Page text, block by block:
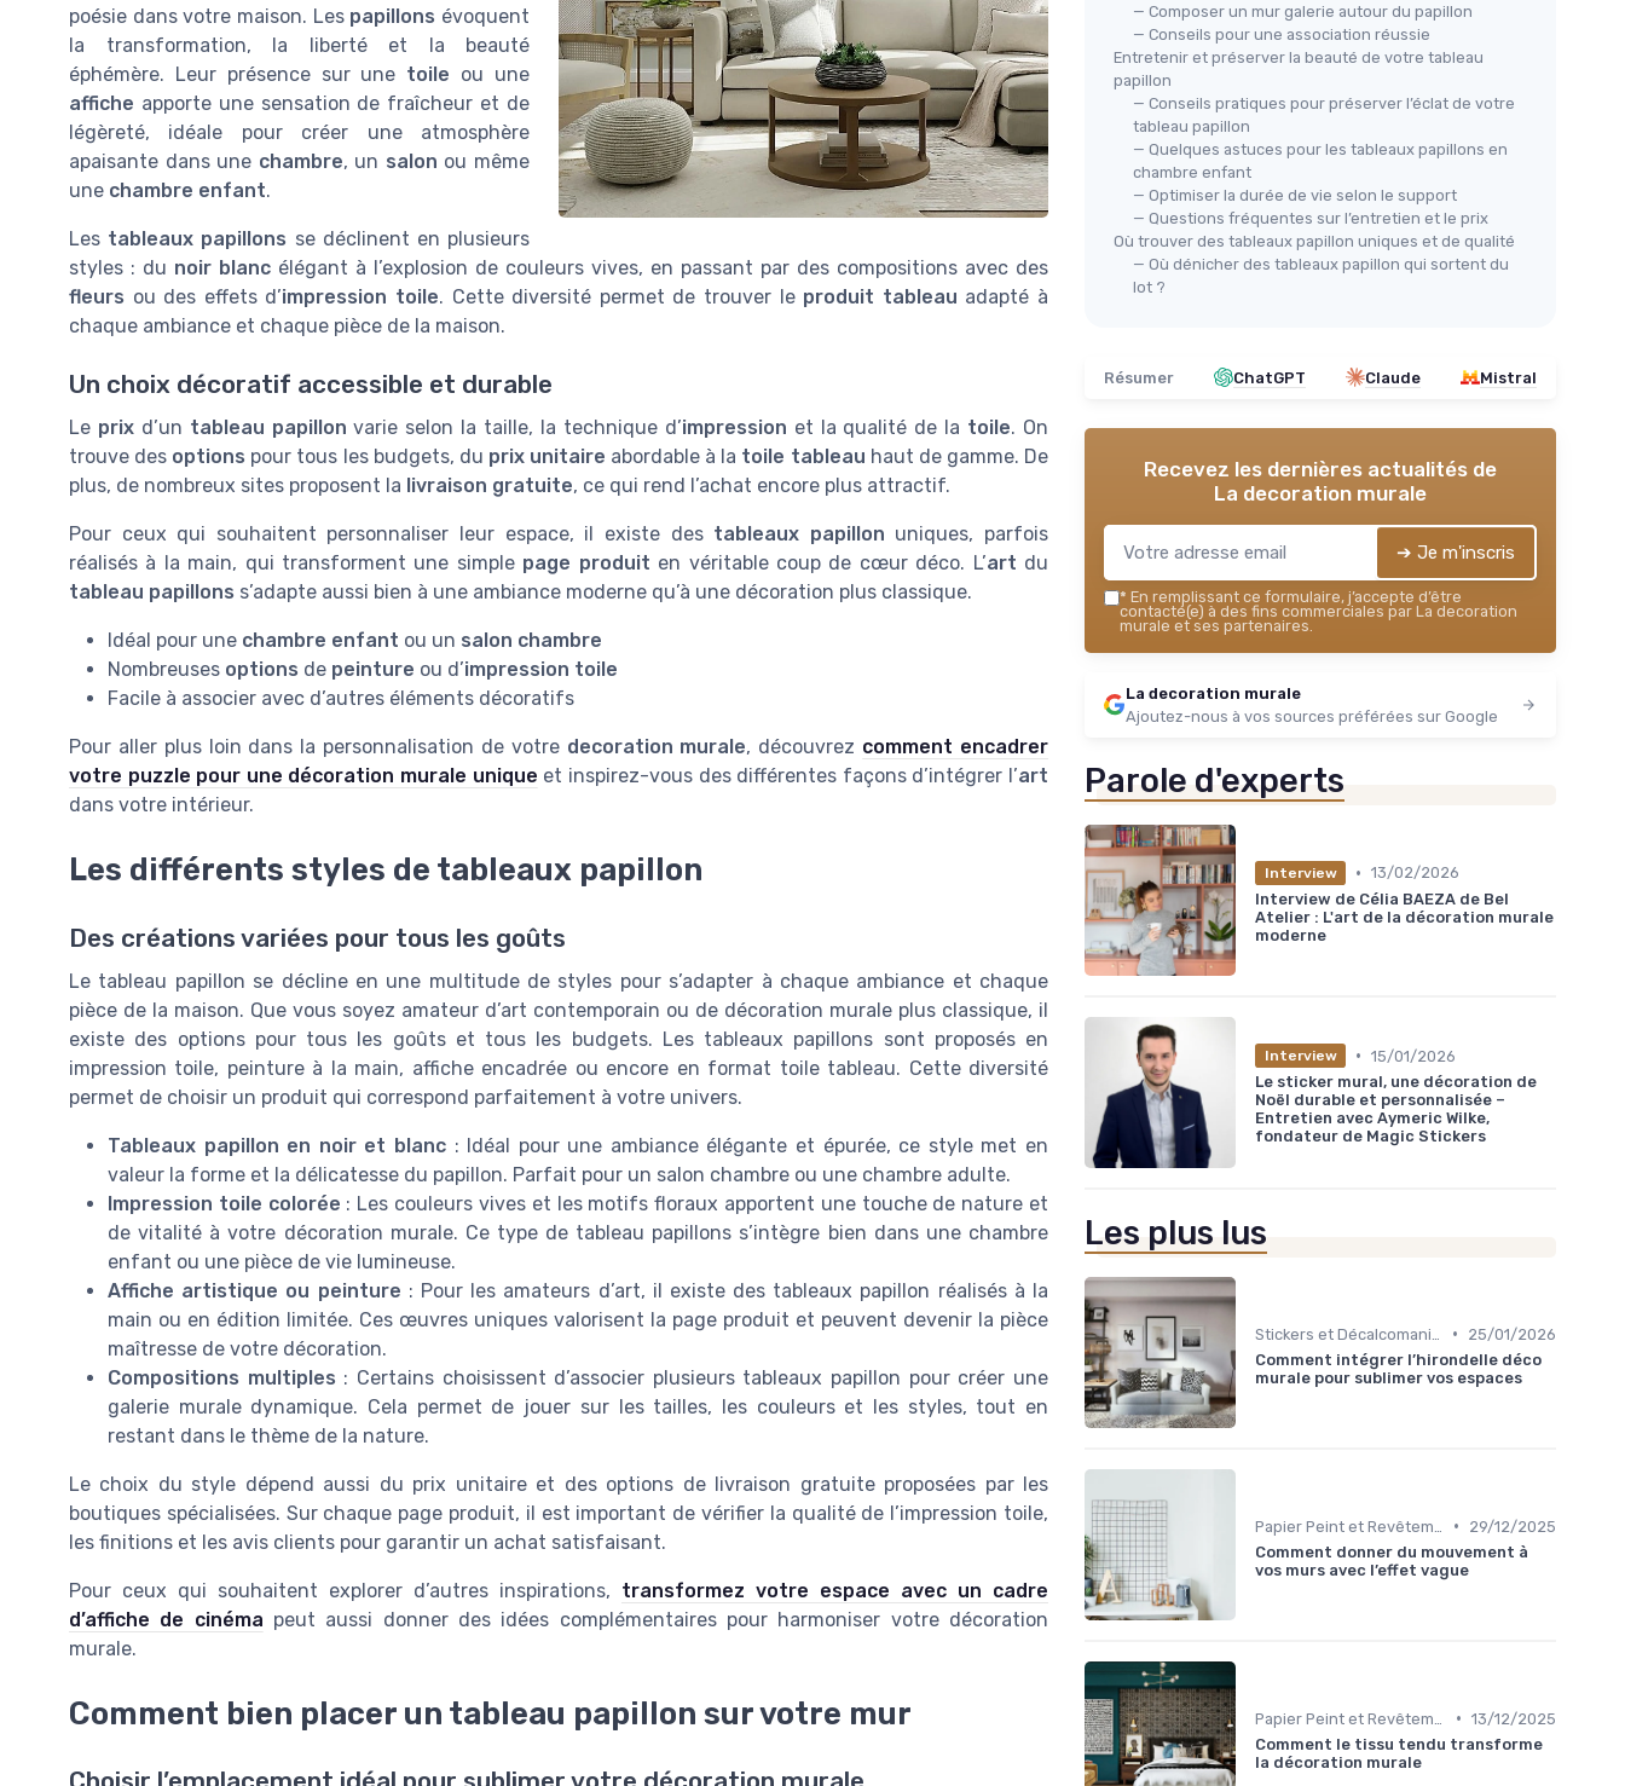
poésie dans votre maison. Les papillons évoquent
la transformation, la liberté et la beauté
éphémère. Leur présence sur une toile ou une
affiche apporte une sensation de fraîcheur et de
légèreté, idéale pour créer une atmosphère
apaisante dans une chambre, un salon ou même
une chambre enfant.
Les tableaux papillons se déclinent en plusieurs
styles : du noir blanc élégant à l’explosion de couleurs vives, en passant par des compositions avec des
fleurs ou des effets d’impression toile. Cette diversité permet de trouver le produit tableau adapté à
chaque ambiance et chaque pièce de la maison.
Un choix décoratif accessible et durable
Le prixd’un tableau papillon varie selon la taille, la technique d’impression et la qualité de la toile. On
trouve des options pour tous les budgets, du prix unitaire abordable à la toile tableau haut de gamme. De
plus, de nombreux sites proposent la livraison gratuite, ce qui rend l’achat encore plus attractif.
Pour ceux qui souhaitent personnaliser leur espace, il existe des tableaux papillon uniques, parfois
réalisés à la main, qui transforment une simple page produit en véritable coup de cœur déco. L’art du
tableau papillons s’adapte aussi bien à une ambiance moderne qu’à une décoration plus classique.
Idéal pour une chambre enfant ou un salon chambre
Nombreuses options de peinture ou d’impression toile
Facile à associer avec d’autres éléments décoratifs
Pour aller plus loin dans la personnalisation de votre decoration murale, découvrez comment encadrer
votre puzzle pour une décoration murale unique et inspirez-vous des différentes façons d’intégrer l’art
dans votre intérieur.
Les différents styles de tableaux papillon
Des créations variées pour tous les goûts
Le tableau papillon se décline en une multitude de styles pour s’adapter à chaque ambiance et chaque
pièce de la maison. Que vous soyez amateur d’art contemporain ou de décoration murale plus classique, il
existe des options pour tous les goûts et tous les budgets. Les tableaux papillons sont proposés en
impression toile, peinture à la main, affiche encadrée ou encore en format toile tableau. Cette diversité
permet de choisir un produit qui correspond parfaitement à votre univers.
Tableaux papillon en noir et blanc: Idéal pour une ambiance élégante et épurée, ce style met en
valeur la forme et la délicatesse du papillon. Parfait pour un salon chambre ou une chambre adulte.
Impression toile colorée : Les couleurs vives et les motifs floraux apportent une touche de nature et
de vitalité à votre décoration murale. Ce type de tableau papillons s’intègre bien dans une chambre
enfant ou une pièce de vie lumineuse.
Affiche artistique ou peinture : Pour les amateurs d’art, il existe des tableaux papillon réalisés à la
main ou en édition limitée. Ces œuvres uniques valorisent la page produit et peuvent devenir la pièce
maîtresse de votre décoration.
Compositions multiples : Certains choisissent d’associer plusieurs tableaux papillon pour créer une
galerie murale dynamique. Cela permet de jouer sur les tailles, les couleurs et les styles, tout en
restant dans le thème de la nature.
Le choix du style dépend aussi du prix unitaire et des options de livraison gratuite proposées par les
boutiques spécialisées. Sur chaque page produit, il est important de vérifier la qualité de l’impression toile,
les finitions et les avis clients pour garantir un achat satisfaisant.
Pour ceux qui souhaitent explorer d’autres inspirations, transformez votre espace avec un cadre
d’affiche de cinéma peut aussi donner des idées complémentaires pour harmoniser votre décoration
murale.
Comment bien placer un tableau papillon sur votre mur
— Composer un mur galerie autour du papillon
— Conseils pour une association réussie
Entretenir et préserver la beauté de votre tableau
papillon
— Conseils pratiques pour préserver l’éclat de votre
tableau papillon
— Quelques astuces pour les tableaux papillons en
chambre enfant
— Optimiser la durée de vie selon le support
— Questions fréquentes sur l’entretien et le prix
Où trouver des tableaux papillon uniques et de qualité
— Où dénicher des tableaux papillon qui sortent du
lot ?
Résumer ChatGPT Claude Mistral
Recevez les dernières actualités de
La decoration murale
➔ Je m'inscris
* En remplissant ce formulaire, j’accepte d’être
contacté(e) à des fins commerciales par La decoration
murale et ses partenaires.
La decoration murale
Ajoutez-nous à vos sources préférées sur Google
Parole d'experts
Interview • 13/02/2026
Interview de Célia BAEZA de Bel
Atelier : L'art de la décoration murale
moderne
Interview • 15/01/2026
Le sticker mural, une décoration de
Noël durable et personnalisée –
Entretien avec Aymeric Wilke,
fondateur de Magic Stickers
Les plus lus
•
25/01/2026
Comment intégrer l’hirondelle déco
murale pour sublimer vos espaces
•
29/12/2025
Comment donner du mouvement à
vos murs avec l’effet vague
• 13/12/2025
Comment le tissu tendu transforme
la décoration murale